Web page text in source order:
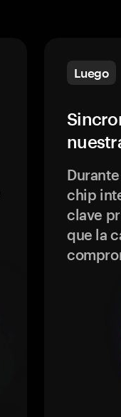
Luego
chip
clave
que la